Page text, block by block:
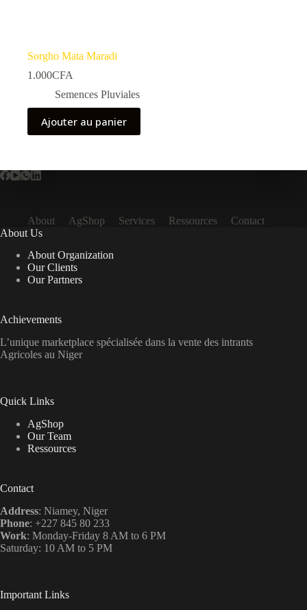
Sorgho Mata Maradi
1.000CFA
Semences Pluviales
Ajouter au panier
About AgShop Services Ressources
Contact
About Us
About Organization
Our Clients
Our Partners
Achievements
L’unique marketplace spécialisée dans la vente des intrants
Agricoles au Niger
Quick Links
AgShop
Our Team
Ressources
Contact
Address: Niamey, Niger
Phone: +227 845 80 233
Work: Monday-Friday 8 AM to 6 PM
Saturday: 10 AM to 5 PM
Important Links